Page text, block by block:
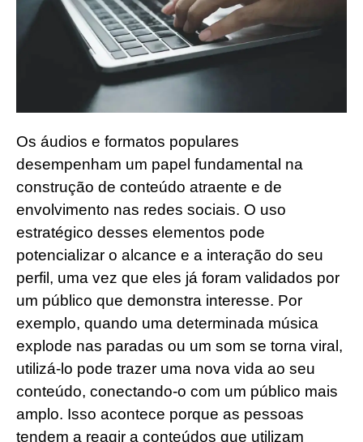
Os áudios e formatos populares
desempenham um papel fundamental na
construção de conteúdo atraente e de
envolvimento nas redes sociais. O uso
estratégico desses elementos pode
potencializar o alcance e a interação do seu
perfil, uma vez que eles já foram validados por
um público que demonstra interesse. Por
exemplo, quando uma determinada música
explode nas paradas ou um som se torna viral,
utilizá-lo pode trazer uma nova vida ao seu
conteúdo, conectando-o com um público mais
amplo. Isso acontece porque as pessoas
tendem a reagir a conteúdos que utilizam